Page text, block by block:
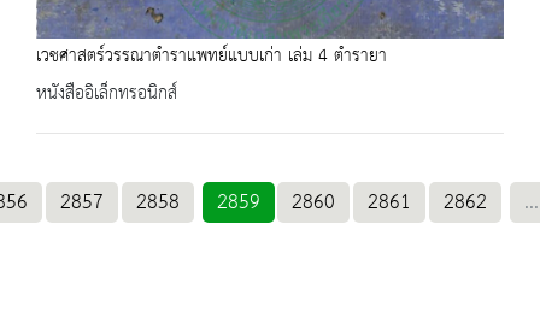
เวชศาสตร์วรรณาตำราแพทย์แบบเก่า เล่ม 4 ตำรายา
หนังสืออิเล็กทรอนิกส์
2857 2858 2859 2860 2861 2862 ...